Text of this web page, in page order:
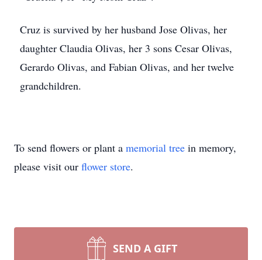
Cruz is survived by her husband Jose Olivas, her
daughter Claudia Olivas, her 3 sons Cesar Olivas,
Gerardo Olivas, and Fabian Olivas, and her twelve
grandchildren.
To send flowers or plant a memorial tree in memory,
please visit our flower store.
SEND A GIFT